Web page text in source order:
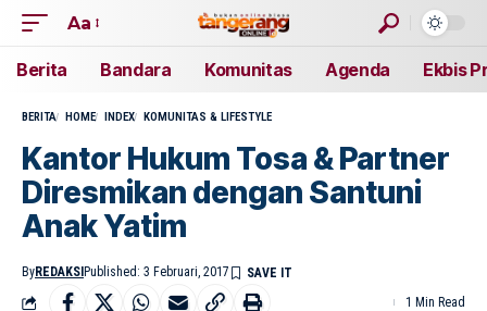
Aa
Berita Bandara Komunitas Agenda Ekbis
BERITA HOME INDEX KOMUNITAS & LIFESTYLE
Kantor Hukum Tosa & Partner
Diresmikan dengan Santuni
Anak Yatim
ByREDAKSI Published: 3 Februari, 2017
1 Min Read